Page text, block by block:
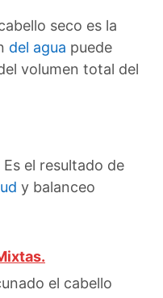
seco es la
del agua puede
volumen total del
el resultado de
y balanceo
el cabello